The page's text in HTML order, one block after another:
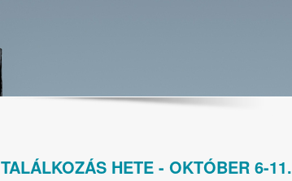
TALÁLKOZÁS HETE - OKTÓBER 6-11.